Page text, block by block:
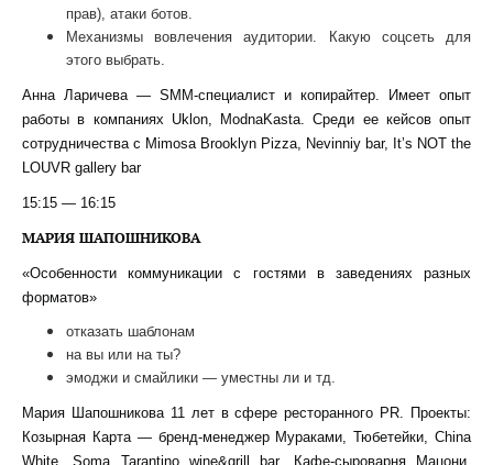
прав), атаки ботов.
Механизмы вовлечения аудитории. Какую соцсеть для
этого выбрать.
Анна Ларичева — SMM-специалист и копирайтер. Имеет опыт
работы в компаниях Uklon, ModnaKasta. Среди ее кейсов опыт
сотрудничества с Mimosa Brooklyn Pizza, Nevinniy bar, It’s NOT the
LOUVR gallery bar
15:15 — 16:15
МАРИЯ ШАПОШНИКОВА
«Особенности коммуникации с гостями в заведениях разных
форматов»
отказать шаблонам
на вы или на ты?
эмоджи и смайлики — уместны ли и тд.
Мария Шапошникова 11 лет в сфере ресторанного PR. Проекты:
Козырная Карта — бренд-менеджер Мураками, Тюбетейки, China
White, Soma Tarantino wine&grill bar. Кафе-сыроварня Мацони,